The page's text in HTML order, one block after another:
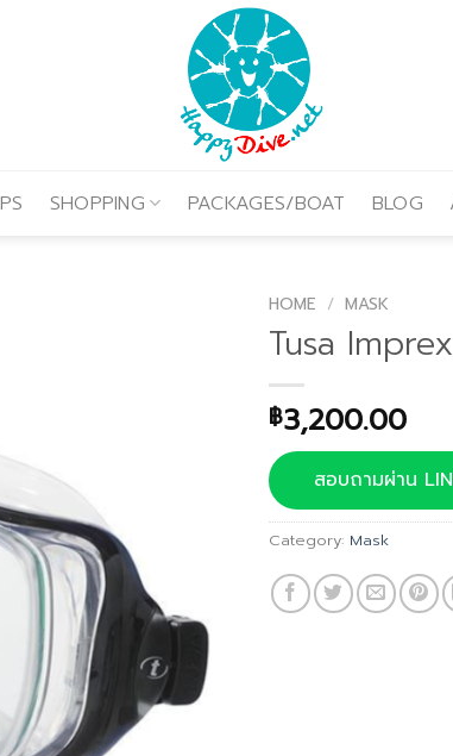
SHOPPING PACKAGES/BOAT BLOG
HOME / MASK
Tusa
฿3,200.00
สอบถามผ่าน
Category: Mask